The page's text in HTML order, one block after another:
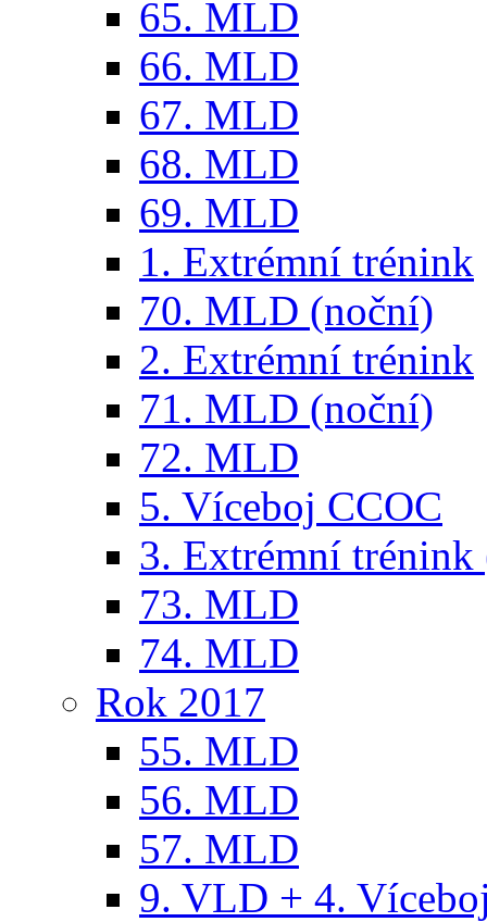
65. MLD
66. MLD
67. MLD
68. MLD
69. MLD
1. Extrémní trénink
70. MLD (noční)
2. Extrémní trénink
71. MLD (noční)
72. MLD
5. Víceboj CCOC
3. Extrémní trénink
73. MLD
74. MLD
Rok 2017
55. MLD
56. MLD
57. MLD
9. VLD + 4.